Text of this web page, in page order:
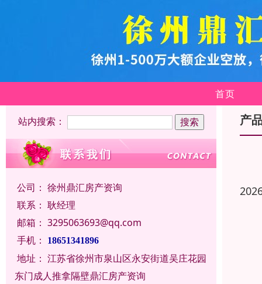
首页
站内搜索：
公司： 徐州鼎汇房产资询
联系： 耿经理
邮箱： 3295063693@qq.com
手机：
18651341896
地址： 江苏省徐州市泉山区永安街道吴庄花园
东门成人推拿隔壁鼎汇房产资询
产